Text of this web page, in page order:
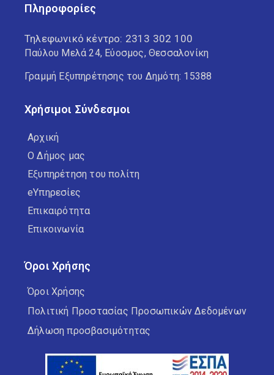
Πληροφορίες
Τηλεφωνικό κέντρο: 2313 302 100
Παύλου Μελά 24, Εύοσμος, Θεσσαλονίκη
Γραμμή Εξυπηρέτησης του Δημότη: 15388
Χρήσιμοι Σύνδεσμοι
Αρχική
Ο Δήμος μας
Εξυπηρέτηση του πολίτη
eΥπηρεσίες
Επικαιρότητα
Επικοινωνία
Όροι Χρήσης
Όροι Χρήσης
Πολιτική Προστασίας Προσωπικών Δεδομένων
Δήλωση προσβασιμότητας